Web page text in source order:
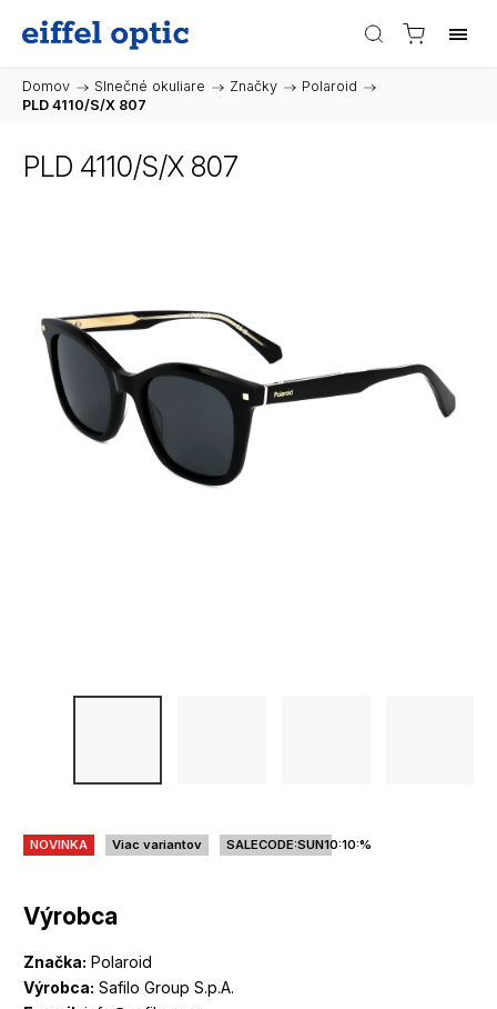
Domov / Slnečné okuliare / Značky / Polaroid /
PLD 4110/S/X 807
PLD 4110/S/X 807
Výrobca
Značka: Polaroid
Výrobca: Safilo Group S.p.A.
NOVINKA Viac variantov SALECODE:SUN10:10:%